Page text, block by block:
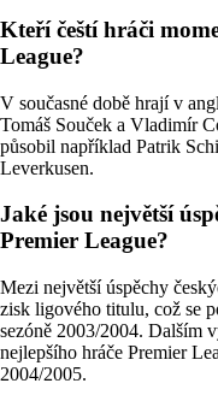
Kteří čeští hráči
League?
V současné době hrají v
Tomáš Souček a Vladimír
působil například Patrik
Leverkusen.
Jaké jsou největší
Premier League?
Mezi největší úspěchy
zisk ligového titulu, což se
sezóně 2003/2004. Dalším
nejlepšího hráče Premier
2004/2005.